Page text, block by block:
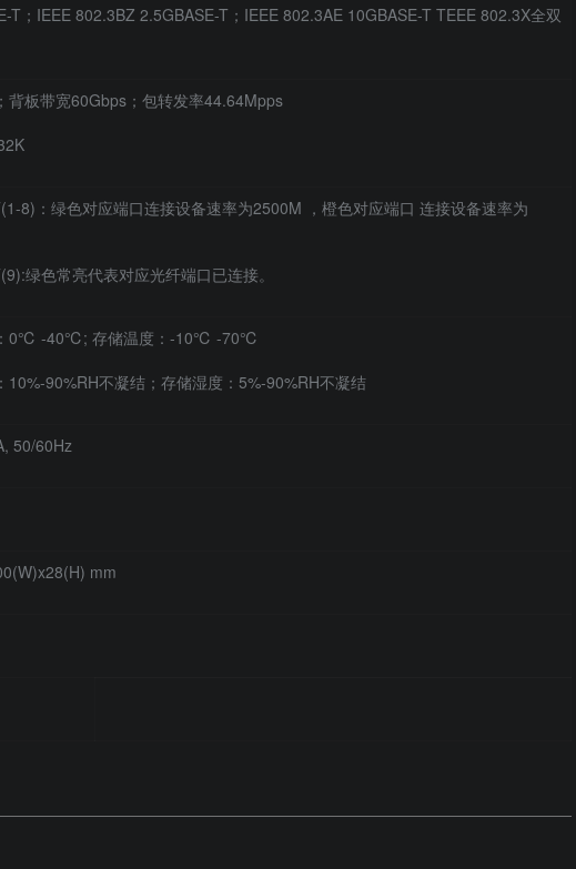
T；IEEE 802.3BZ 2.5GBASE-T；IEEE 802.3AE 10GBASE-T TEEE 802.3X全双
背板带宽60Gbps；包转发率44.64Mpps
8)：绿色对应端口连接设备速率为2500M ，橙色对应端口 连接设备速率为
绿色常亮代表对应光纤端口已连接。
0℃ -40℃; 存储温度：-10℃ -70℃
10%-90%RH不凝结；存储湿度：5%-90%RH不凝结
50/60Hz
mm